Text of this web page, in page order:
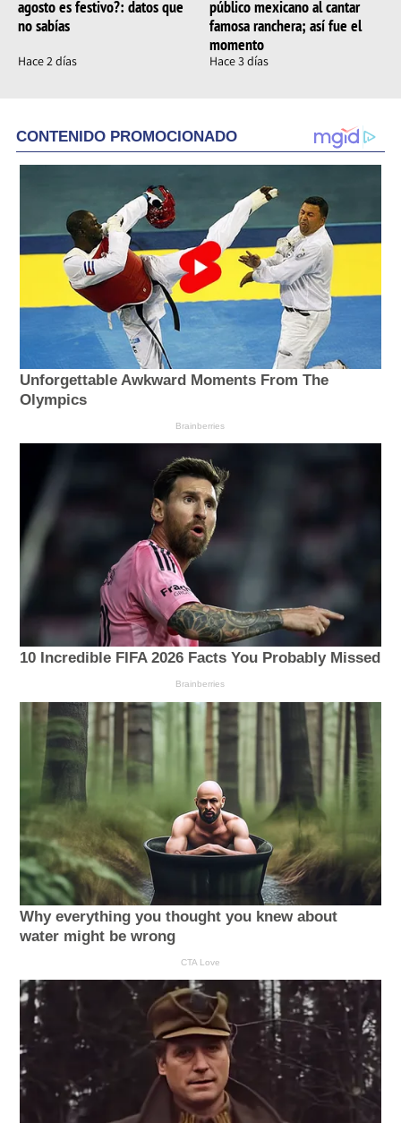
agosto es festivo?: datos que
no sabías
Hace 2 días
público mexicano al cantar
famosa ranchera; así fue el
momento
Hace 3 días